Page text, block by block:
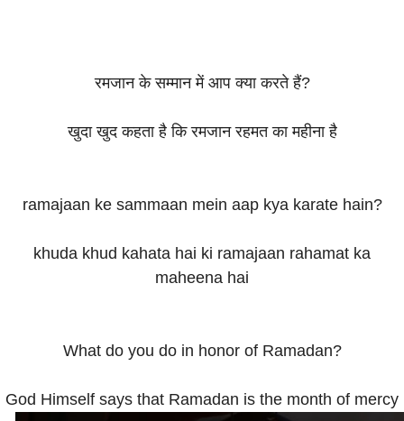
रमजान के सम्मान में आप क्या करते हैं?
खुदा खुद कहता है कि रमजान रहमत का महीना है
ramajaan ke sammaan mein aap kya karate hain?
khuda khud kahata hai ki ramajaan rahamat ka
maheena hai
What do you do in honor of Ramadan?
God Himself says that Ramadan is the month of mercy